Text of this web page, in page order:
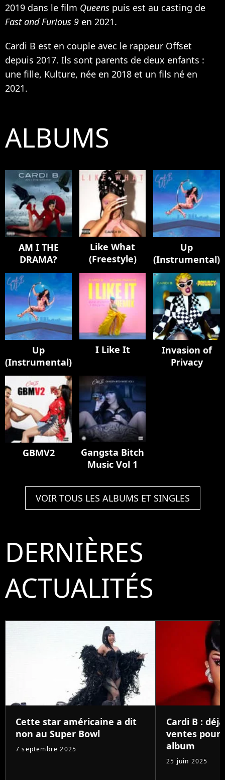
2019 dans le film Queens puis est au casting de
Fast and Furious 9 en 2021.
Cardi B est en couple avec le rappeur Offset
depuis 2017. Ils sont parents de deux enfants :
une fille, Kulture, née en 2018 et un fils né en
2021.
ALBUMS
AM I THE
DRAMA?
Like What
(Freestyle)
Up
(Instrumental)
Up
(Instrumental)
I Like It
Invasion of
Privacy
GBMV2
Gangsta Bitch
Music Vol 1
VOIR TOUS LES ALBUMS ET SINGLES
DERNIÈRES
ACTUALITÉS
Cette star américaine a dit
non au Super Bowl
7 septembre 2025
Cardi B :
ventes pour
album
25 juin 2025